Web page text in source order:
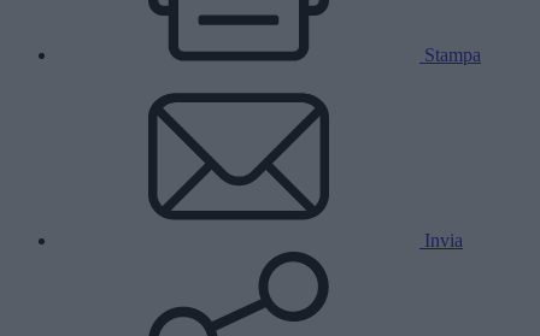
Stampa
Invia